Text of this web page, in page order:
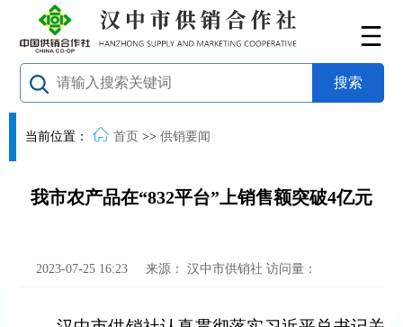
当前位置： 首页 >> 供销要闻
我市农产品在“832平台”上销售额突破4亿元
2023-07-25 16:23 来源： 汉中市供销社 访问量：